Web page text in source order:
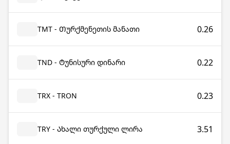
TMT - Თურქმენეთის მანათი 0.26
TND - Ტუნისური დინარი 0.22
TRX - TRON 0.23
TRY - Ახალი თურქული ლირა 3.51